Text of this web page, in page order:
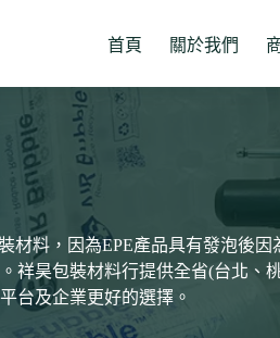
首頁 關於我們
材料，因為EPE產品具有發泡後
祥昊包裝材料行提供全省(台北、
台及企業更好的選擇。